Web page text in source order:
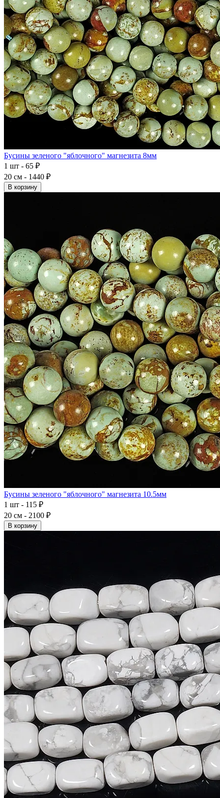
Бусины зеленого "яблочного" магнезита 8мм
1 шт - 65 ₽
20 см - 1440 ₽
В корзину
Бусины зеленого "яблочного" магнезита 10.5мм
1 шт - 115 ₽
20 см - 2100 ₽
В корзину